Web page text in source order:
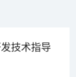
技术指导